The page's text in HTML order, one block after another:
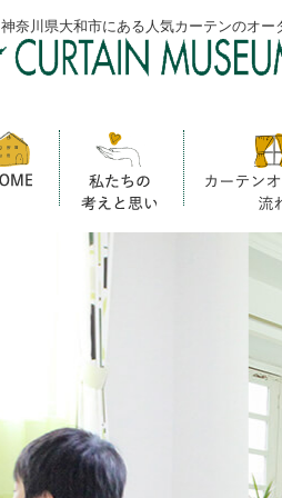
神奈川県大和市にある人気カーテンのオー